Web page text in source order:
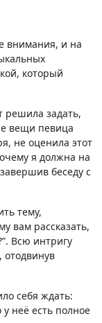
который
решила задать,
вещи певица
не оценила этот
я должна на
беседу с
тему,
вам рассказать,
Всю интригу
отодвинув
себя ждать:
неё есть полное